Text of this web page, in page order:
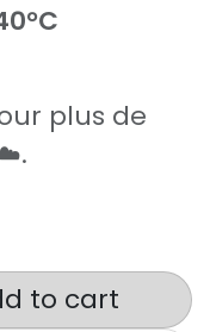
plus de
to cart